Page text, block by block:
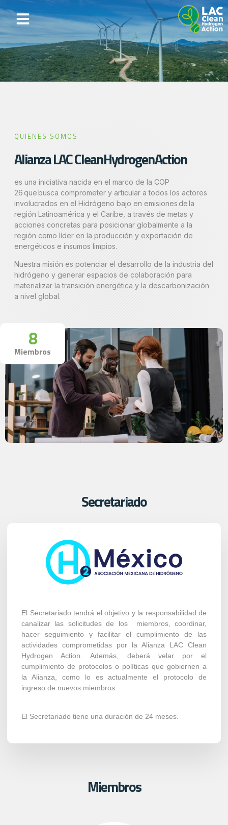
QUIENES SOMOS
Alianza LAC Clean Hydrogen Action
es una iniciativa nacida en el marco de la COP
26 que busca comprometer y articular a todos los actores
involucrados en el Hidrógeno bajo en emisiones de la
región Latinoamérica y el Caribe, a través de metas y
acciones concretas para posicionar globalmente a la
región como líder en la producción y exportación de
energéticos e insumos limpios.
Nuestra misión es potenciar el desarrollo de la industria del
hidrógeno y generar espacios de colaboración para
materializar la transición energética y la descarbonización
a nivel global.
Miembros
8
Secretariado
El Secretariado tendrá el objetivo y la responsabilidad de
canalizar las solicitudes de los miembros, coordinar,
hacer seguimiento y facilitar el cumplimiento de las
actividades comprometidas por la Alianza LAC Clean
Hydrogen Action. Además, deberá velar por el
cumplimiento de protocolos o políticas que gobiernen a
la Alianza, como lo es actualmente el protocolo de
ingreso de nuevos miembros.
El Secretariado tiene una duración de 24 meses.
Miembros